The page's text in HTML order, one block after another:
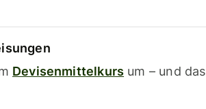
Devisenmittelkurs um – und das